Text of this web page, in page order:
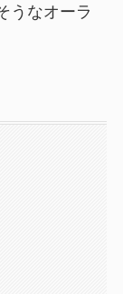
うなオーラ